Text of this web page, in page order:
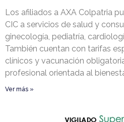
Los afiliados a AXA Colpatria
CIC a servicios de salud y
ginecología, pediatría,
También cuentan con tarifas
clínicos y vacunación
profesional orientada al
Ver más »